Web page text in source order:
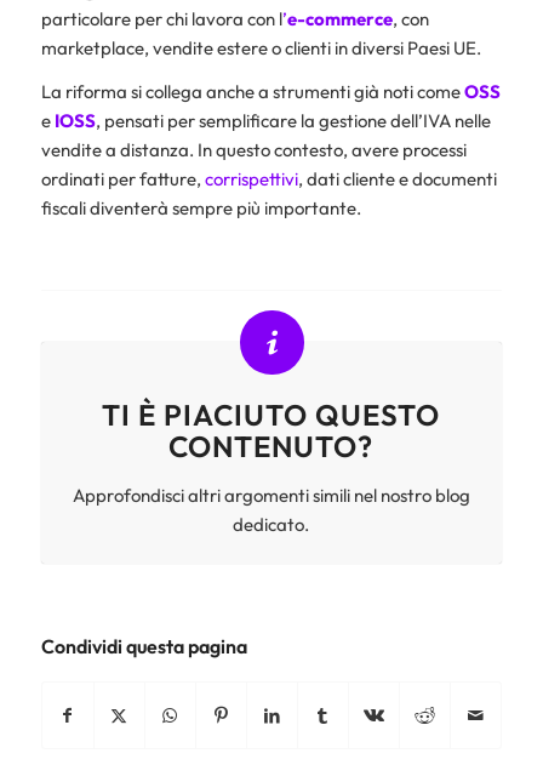
particolare per chi lavora con l’e-commerce, con
marketplace, vendite estere o clienti in diversi Paesi UE.
La riforma si collega anche a strumenti già noti comeOSS
e IOSS, pensati per semplificare la gestione dell’IVA nelle
vendite a distanza. In questo contesto, avere processi
ordinati per fatture, corrispettivi, dati cliente e documenti
fiscali diventerà sempre più importante.
TI È PIACIUTO QUESTO
CONTENUTO?
Approfondisci altri argomenti simili nel nostro blog
dedicato.
Condividi questa pagina